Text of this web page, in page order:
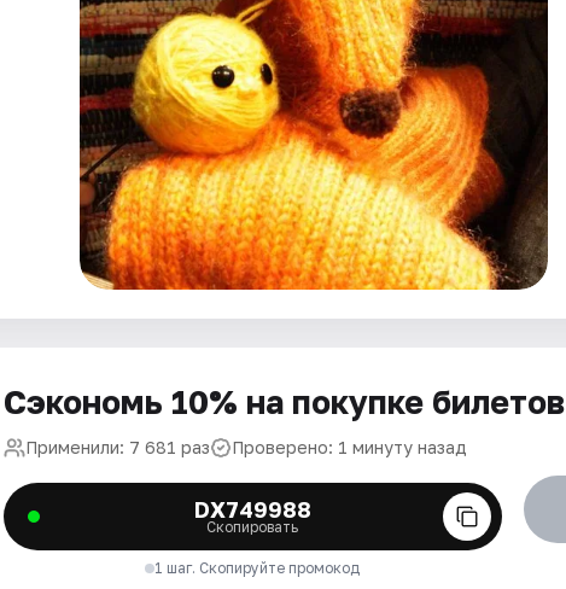
Сэкономь 10% на покупке билетов
Применили: 7 681 раз Проверено: 1 минуту назад
DX749988
Скопировать
1 шаг. Скопируйте промокод